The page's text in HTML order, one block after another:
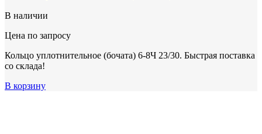
В наличии
Цена по запросу
Кольцо уплотнительное (бочата) 6-8Ч 23/30. Быстрая поставка
со склада!
В корзину